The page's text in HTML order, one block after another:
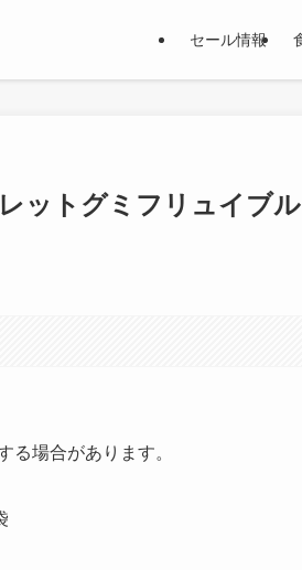
セール情報
ットグミフリュイブ
る場合があります。